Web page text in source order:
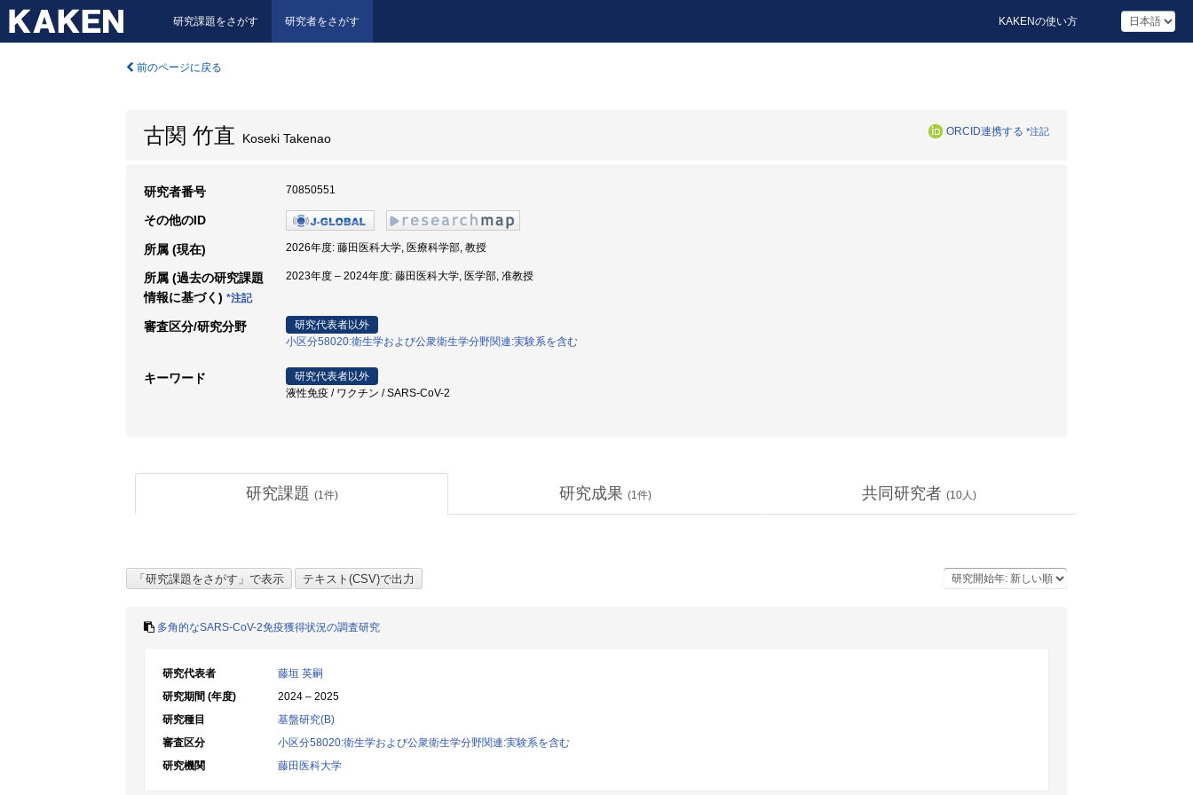
研究課題をさがす 研究者をさがす KAKENの使い方
前のページに戻る
古関 竹直 Koseki Takenao ORCID連携する *注記
研究者番号 70850551
その他のID
所属 (現在) 2026年度: 藤田医科大学, 医療科学部, 教授
所属 (過去の研究課題
情報に基づく) *注記
2023年度 – 2024年度: 藤田医科大学, 医学部, 准教授
審査区分/研究分野
研究代表者以外
小区分58020:衛生学および公衆衛生学分野関連:実験系を含む
キーワード
研究代表者以外
液性免疫 / ワクチン / SARS-CoV-2
研究課題 (1件) 研究成果 (1件) 共同研究者 (10人)
多角的なSARS-CoV-2免疫獲得状況の調査研究
研究代表者
藤垣 英嗣
研究期間 (年度)
2024 – 2025
研究種目
基盤研究(B)
審査区分
小区分58020:衛生学および公衆衛生学分野関連:実験系を含む
研究機関
藤田医科大学